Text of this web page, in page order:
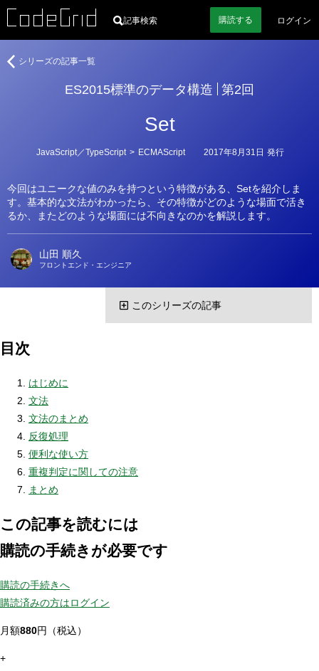
記事検索 購読する ログイン
ES2015標準のデータ構造 第2回
Set
今回はユニークな値のみを持つという特徴がある、Setを紹介しま
す。基本的な文法がわかったら、その特徴がどのような場面で活き
るか、またどのような場面には不向きなのかを解説します。
カ
ー
JavaScript／TypeScript > ECMAScript 2017年8月31日 発行
者
山田 順久
フロントエンド・エンジニア
ES2015
シリーズの記事一覧
このシリーズの記事
目次
はじめに
文法
文法のまとめ
反復処理
便利な使い方
重複判定に関しての注意
まとめ
この記事を読むには
購読の手続きが必要です
購読の手続きへ
購読済みの方はログイン
月額880円（税込）
+